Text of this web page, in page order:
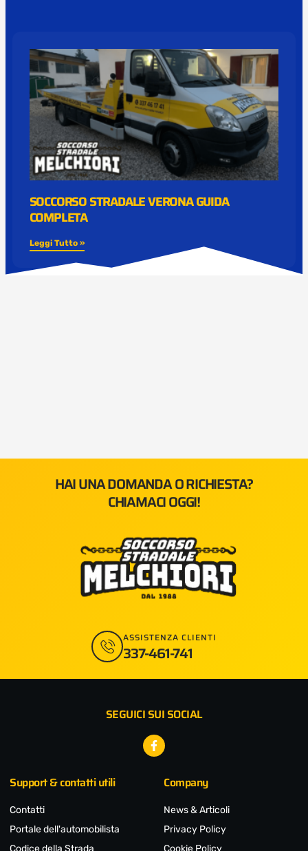
SOCCORSO STRADALE VERONA GUIDA
COMPLETA
Leggi Tutto »
HAI UNA DOMANDA O RICHIESTA?
CHIAMACI OGGI!
ASSISTENZA CLIENTI
337-461-741
SEGUICI SUI SOCIAL
Facebook-
f
Support & contatti utili
Contatti
Portale dell'automobilista
Codice della Strada
Company
News & Articoli
Privacy Policy
Cookie Policy